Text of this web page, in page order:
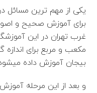
یکی از مهم ترین مسائل
برای آموزش صحیح و
غرب تهران در این
مکعب و مربع برای
بیجان آموزش داده
و بعد از این مرحله